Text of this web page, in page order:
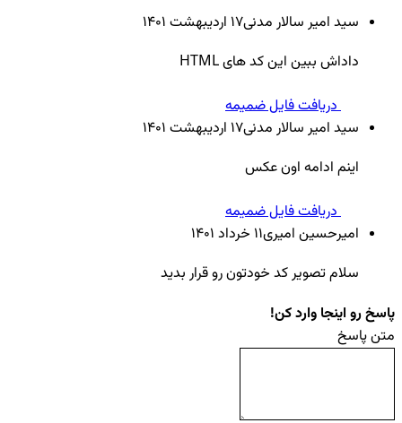
سید امیر سالار مدنی17 ارديبهشت ۱۴۰۱
داداش ببین این کد های HTML
دریافت فایل ضمیمه
سید امیر سالار مدنی17 ارديبهشت ۱۴۰۱
اینم ادامه اون عکس
دریافت فایل ضمیمه
امیرحسین امیری11 خرداد ۱۴۰۱
سلام تصویر کد خودتون رو قرار بدید
پاسخ رو اینجا وارد کن!
متن پاسخ